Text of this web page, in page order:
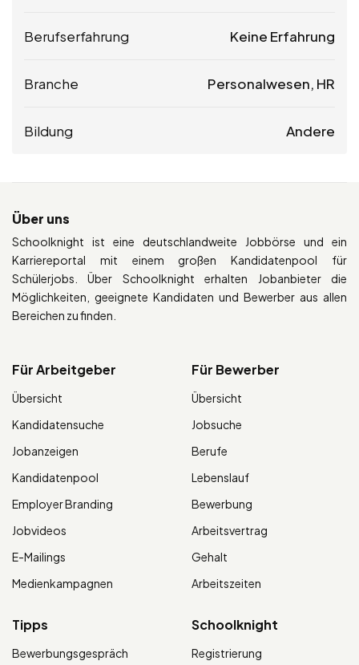
Berufserfahrung Keine Erfahrung
Branche Personalwesen, HR
Bildung Andere
Über uns
Schoolknight ist eine deutschlandweite Jobbörse und ein
Karriereportal mit einem großen Kandidatenpool für
Schülerjobs. Über Schoolknight erhalten Jobanbieter die
Möglichkeiten, geeignete Kandidaten und Bewerber aus allen
Bereichen zu finden.
Für Arbeitgeber
Übersicht
Kandidatensuche
Jobanzeigen
Kandidatenpool
Employer Branding
Jobvideos
E-Mailings
Medienkampagnen
Für Bewerber
Übersicht
Jobsuche
Berufe
Lebenslauf
Bewerbung
Arbeitsvertrag
Gehalt
Arbeitszeiten
Tipps
Bewerbungsgespräch
Schoolknight
Registrierung